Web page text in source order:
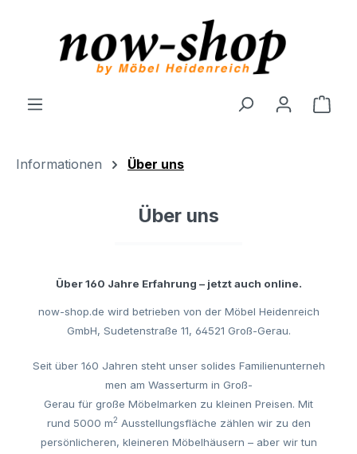
Informationen Über uns
Über uns
Über 160 Jahre Erfahrung – jetzt auch online.
now-shop.de wird betrieben von der Möbel Heidenreich
GmbH, Sudetenstraße 11, 64521 Groß-Gerau.
Seit über 160 Jahren steht unser solides Familienunterneh
men am Wasserturm in Groß-
Gerau für große Möbelmarken zu kleinen Preisen. Mit
rund 5000 m2 Ausstellungsfläche zählen wir zu den
persönlicheren, kleineren Möbelhäusern – aber wir tun